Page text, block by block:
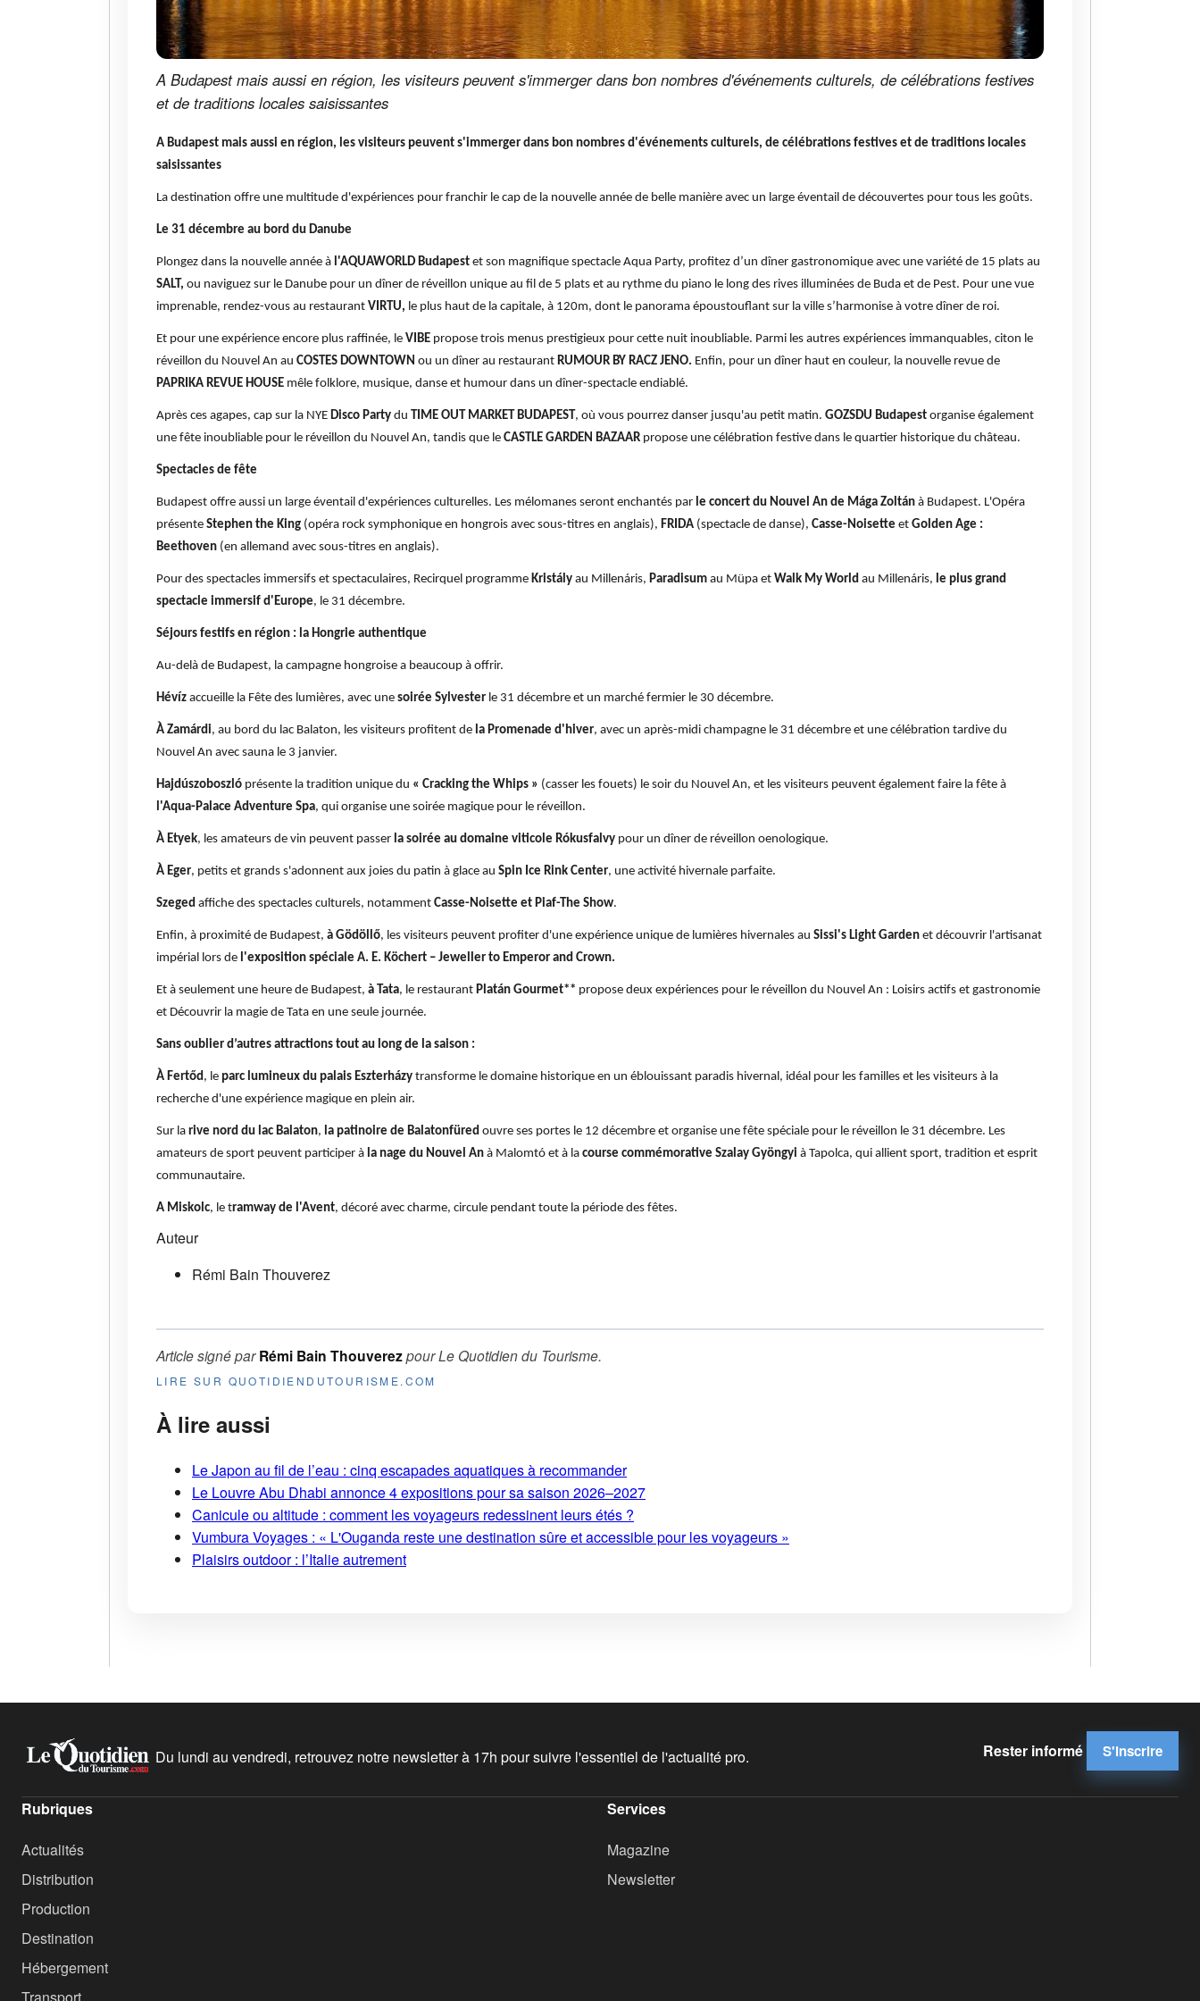
A Budapest mais aussi en région, les visiteurs peuvent s'immerger dans bon nombres d'événements culturels, de célébrations festives
et de traditions locales saisissantes
A Budapest mais aussi en région, les visiteurs peuvent s'immerger dans bon nombres d'événements culturels, de célébrations festives et de traditions locales
saisissantes
La destination offre une multitude d'expériences pour franchir le cap de la nouvelle année de belle manière avec un large éventail de découvertes pour tous les goûts.
Le 31 décembre au bord du Danube
Plongez dans la nouvelle année à l'AQUAWORLD Budapest et son magnifique spectacle Aqua Party, profitez d’un dîner gastronomique avec une variété de 15 plats au
SALT, ou naviguez sur le Danube pour un dîner de réveillon unique au fil de 5 plats et au rythme du piano le long des rives illuminées de Buda et de Pest. Pour une vue
imprenable, rendez-vous au restaurant VIRTU, le plus haut de la capitale, à 120m, dont le panorama époustouflant sur la ville s’harmonise à votre dîner de roi.
Et pour une expérience encore plus raffinée, le VIBE propose trois menus prestigieux pour cette nuit inoubliable. Parmi les autres expériences immanquables, citon le
réveillon du Nouvel An au COSTES DOWNTOWN ou un dîner au restaurant RUMOUR BY RACZ JENO. Enfin, pour un dîner haut en couleur, la nouvelle revue de
PAPRIKA REVUE HOUSE mêle folklore, musique, danse et humour dans un dîner-spectacle endiablé.
Après ces agapes, cap sur la NYE Disco Party du TIME OUT MARKET BUDAPEST , où vous pourrez danser jusqu'au petit matin. GOZSDU Budapest organise également
une fête inoubliable pour le réveillon du Nouvel An, tandis que le CASTLE GARDEN BAZAAR propose une célébration festive dans le quartier historique du château.
Spectacles de fête
Budapest offre aussi un large éventail d'expériences culturelles. Les mélomanes seront enchantés par le concert du Nouvel An de Mága Zoltán à Budapest. L'Opéra
présente Stephen the King (opéra rock symphonique en hongrois avec sous-titres en anglais), FRIDA (spectacle de danse), Casse-Noisette et Golden Age :
Beethoven (en allemand avec sous-titres en anglais).
Pour des spectacles immersifs et spectaculaires, Recirquel programme Kristály au Millenáris, Paradisum au Müpa et Walk My World au Millenáris, le plus grand
spectacle immersif d'Europe, le 31 décembre.
Séjours festifs en région : la Hongrie authentique
Au-delà de Budapest, la campagne hongroise a beaucoup à offrir.
Hévíz accueille la Fête des lumières, avec une soirée Sylvester le 31 décembre et un marché fermier le 30 décembre.
À Zamárdi, au bord du lac Balaton, les visiteurs profitent de la Promenade d'hiver, avec un après-midi champagne le 31 décembre et une célébration tardive du
Nouvel An avec sauna le 3 janvier.
Hajdúszoboszló présente la tradition unique du « Cracking the Whips » (casser les fouets) le soir du Nouvel An, et les visiteurs peuvent également faire la fête à
l'Aqua-Palace Adventure Spa, qui organise une soirée magique pour le réveillon.
À Etyek, les amateurs de vin peuvent passer la soirée au domaine viticole Rókusfalvy pour un dîner de réveillon oenologique.
À Eger, petits et grands s'adonnent aux joies du patin à glace au Spin Ice Rink Center, une activité hivernale parfaite.
Szeged affiche des spectacles culturels, notamment Casse-Noisette et Piaf-The Show.
Enfin, à proximité de Budapest, à Gödöllő, les visiteurs peuvent profiter d'une expérience unique de lumières hivernales au Sissi's Light Garden et découvrir l'artisanat
impérial lors de l'exposition spéciale A. E. Köchert – Jeweller to Emperor and Crown.
Et à seulement une heure de Budapest, à Tata, le restaurant Platán Gourmet** propose deux expériences pour le réveillon du Nouvel An : Loisirs actifs et gastronomie
et Découvrir la magie de Tata en une seule journée.
Sans oublier d’autres attractions tout au long de la saison :
À Fertőd , le parc lumineux du palais Eszterházy transforme le domaine historique en un éblouissant paradis hivernal, idéal pour les familles et les visiteurs à la
recherche d'une expérience magique en plein air.
Sur la rive nord du lac Balaton, la patinoire de Balatonfüred ouvre ses portes le 12 décembre et organise une fête spéciale pour le réveillon le 31 décembre. Les
amateurs de sport peuvent participer à la nage du Nouvel An à Malomtó et à la course commémorative Szalay Gyöngyi à Tapolca, qui allient sport, tradition et esprit
communautaire.
A Miskolc, le tramway de l'Avent, décoré avec charme, circule pendant toute la période des fêtes.
Auteur
Rémi Bain Thouverez
Article signé parRémi Bain ThouverezpourLe Quotidien du Tourisme.
LIRE SUR QUOTIDIENDUTOURISME.COM
À lire aussi
Le Japon au fil de l’eau : cinq escapades aquatiques à recommander
Le Louvre Abu Dhabi annonce 4 expositions pour sa saison 2026–2027
Canicule ou altitude : comment les voyageurs redessinent leurs étés ?
Vumbura Voyages : « L'Ouganda reste une destination sûre et accessible pour les voyageurs »
Plaisirs outdoor : l’Italie autrement
Du lundi au vendredi, retrouvez notre newsletter à 17h pour suivre l'essentiel de l'actualité pro. Rester informé S'inscrire
Rubriques
Actualités
Distribution
Production
Destination
Hébergement
Services
Magazine
Newsletter